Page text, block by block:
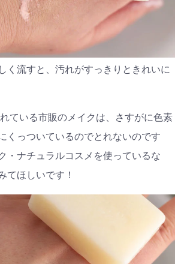
く流すと、汚れがすっきりときれいに
ている市販のメイクは、さすがに色素
くっついているのでとれないのです
・ナチュラルコスメを使っているな
てほしいです！